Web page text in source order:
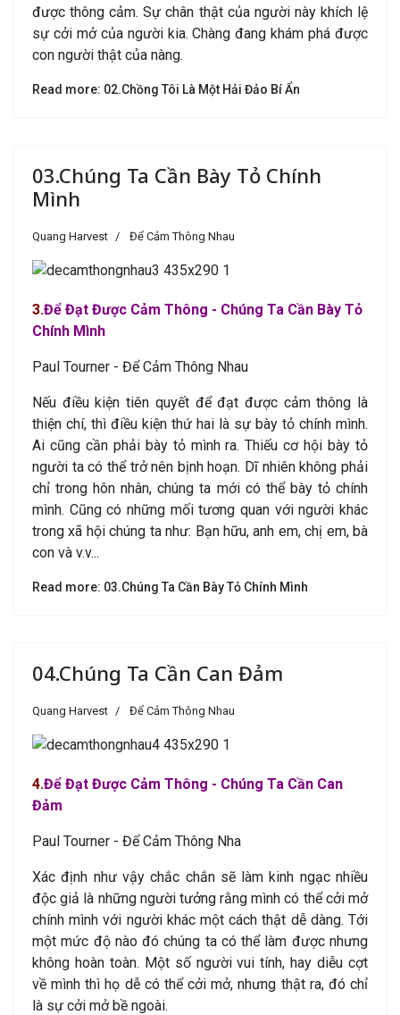
được thông cảm. Sự chân thật của người này khích lệ
sự cởi mở của người kia. Chàng đang khám phá được
con người thật của nàng.
Read more: 02.Chồng Tôi Là Một Hải Đảo Bí Ẩn
03.Chúng Ta Cần Bày Tỏ Chính
Mình
Quang Harvest Để Cảm Thông Nhau
3.Để Đạt Được Cảm Thông - Chúng Ta Cần Bày Tỏ
Chính Mình
Paul Tourner - Để Cảm Thông Nhau
Nếu điều kiện tiên quyết để đạt được cảm thông là
thiện chí, thì điều kiện thứ hai là sự bày tỏ chính mình.
Ai cũng cần phải bày tỏ mình ra. Thiếu cơ hội bày tỏ
người ta có thể trở nên bịnh hoạn. Dĩ nhiên không phải
chỉ trong hôn nhân, chúng ta mới có thể bày tỏ chính
mình. Cũng có những mối tương quan với người khác
trong xã hội chúng ta như: Bạn hữu, anh em, chị em, bà
con và v.v...
Read more: 03.Chúng Ta Cần Bày Tỏ Chính Mình
04.Chúng Ta Cần Can Đảm
Quang Harvest Để Cảm Thông Nhau
4.Để Đạt Được Cảm Thông - Chúng Ta Cần Can
Đảm
Paul Tourner - Để Cảm Thông Nha
Xác định như vậy chắc chắn sẽ làm kinh ngạc nhiều
độc giả là những người tưởng rằng mình có thể cởi mở
chính mình với người khác một cách thật dễ dàng. Tới
một mức độ nào đó chúng ta có thể làm được nhưng
không hoàn toàn. Một số người vui tính, hay diễu cợt
về mình thì họ dễ có thể cởi mở, nhưng thật ra, đó chỉ
là sự cởi mở bề ngoài.